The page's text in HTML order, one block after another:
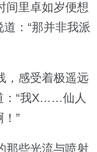
里卓如岁便想
：“那并非我派
感受着极遥远
：“我X……仙人
”
些光流与喷射